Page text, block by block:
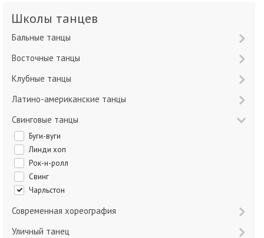
Школы танцев
Бальные танцы
Восточные танцы
Клубные танцы
Латино-американские танцы
Свинговые танцы
Буги-вуги
Линди хоп
Рок-н-ролл
Свинг
Чарльстон
Современная хореография
Уличный танец